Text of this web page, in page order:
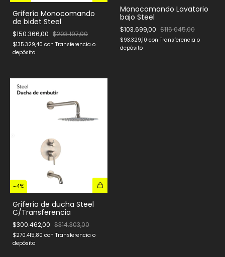
Grifería Monocomando
de bidet Steel
$150.366,00 $203.197,00
$135.329,40 con Transferencia o
depósito
Monocomando Lavatorio
bajo Steel
$103.699,00 $116.045,00
$93.329,10 con Transferencia o
depósito
-4%
Grifería de ducha Steel
C/Transferencia
$300.462,00 $314.303,00
$270.415,80 con Transferencia o
depósito